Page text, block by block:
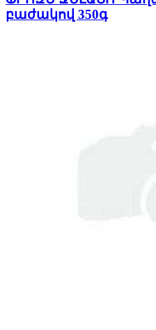
բաժակով 350գ